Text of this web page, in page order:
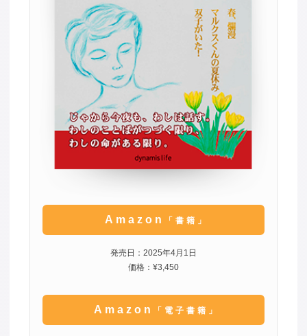
Amazon 「書籍」
発売日：2025年4月1日
価格：¥3,450
Amazon 「電子書籍」